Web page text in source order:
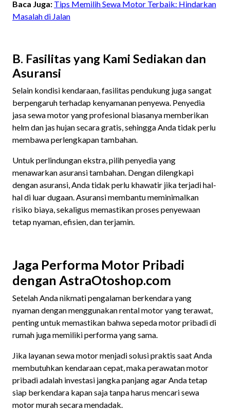
Baca Juga: Tips Memilih Sewa Motor Terbaik: Hindarkan
Masalah di Jalan
B. Fasilitas yang Kami Sediakan dan
Asuransi
Selain kondisi kendaraan, fasilitas pendukung juga sangat
berpengaruh terhadap kenyamanan penyewa. Penyedia
jasa sewa motor yang profesional biasanya memberikan
helm dan jas hujan secara gratis, sehingga Anda tidak perlu
membawa perlengkapan tambahan.
Untuk perlindungan ekstra, pilih penyedia yang
menawarkan asuransi tambahan. Dengan dilengkapi
dengan asuransi, Anda tidak perlu khawatir jika terjadi hal-
hal di luar dugaan. Asuransi membantu meminimalkan
risiko biaya, sekaligus memastikan proses penyewaan
tetap nyaman, efisien, dan terjamin.
Jaga Performa Motor Pribadi
dengan AstraOtoshop.com
Setelah Anda nikmati pengalaman berkendara yang
nyaman dengan menggunakan rental motor yang terawat,
penting untuk memastikan bahwa sepeda motor pribadi di
rumah juga memiliki performa yang sama.
Jika layanan sewa motor menjadi solusi praktis saat Anda
membutuhkan kendaraan cepat, maka perawatan motor
pribadi adalah investasi jangka panjang agar Anda tetap
siap berkendara kapan saja tanpa harus mencari sewa
motor murah secara mendadak.